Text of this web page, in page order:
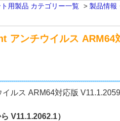
用製品 カテゴリー一覧 > 製品情報
アンチウイルス ARM64
ルス ARM64対応版
V11.1.2062.1）